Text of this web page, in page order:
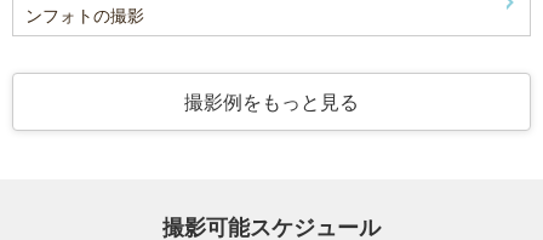
ンフォトの撮影
撮影例をもっと見る
撮影可能スケジュール